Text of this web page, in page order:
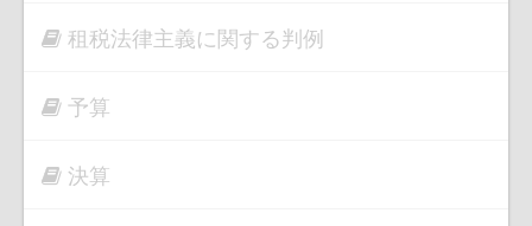
租税法律主義に関する判例
予算
決算